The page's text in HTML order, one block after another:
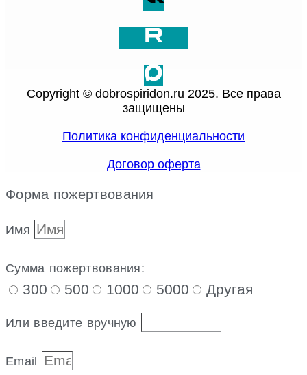
Copyright © dobrospiridon.ru 2025. Все права
защищены
Политика конфиденциальности
Договор оферта
Форма пожертвования
Имя
Сумма пожертвования:
300 500 1000 5000 Другая
Или введите вручную
Email